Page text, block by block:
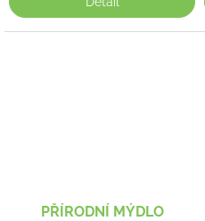
PŘÍRODNÍ MÝDLO